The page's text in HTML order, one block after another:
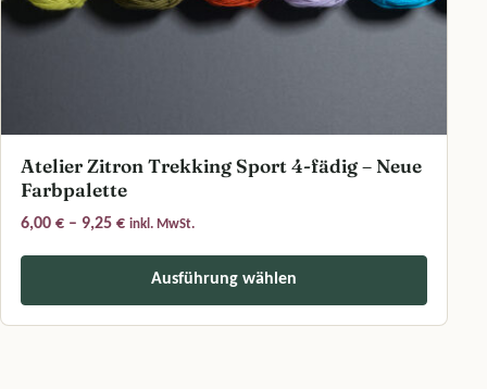
Atelier Zitron Trekking Sport 4-fädig – Neue
Farbpalette
6,00 € – 9,25 €Preisspanne: 6,00 € bis 9,25 €
inkl. MwSt.
Ausführung wählen